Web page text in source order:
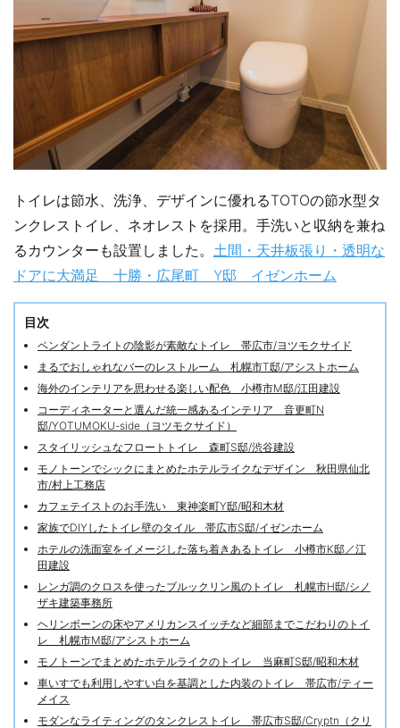
トイレは節水、洗浄、デザインに優れるTOTOの節水型タ
ンクレストイレ、ネオレストを採用。手洗いと収納を兼ね
るカウンターも設置しました。 土間・天井板張り・透明な
ドアに大満足 十勝・広尾町 Y邸 イゼンホーム
目次
ペンダントライトの陰影が素敵なトイレ 帯広市/ヨツモクサイド
まるでおしゃれなバーのレストルーム 札幌市T邸/アシストホーム
海外のインテリアを思わせる楽しい配色 小樽市M邸/江田建設
コーディネーターと選んだ統一感あるインテリア 音更町N
邸/YOTUMOKU-side（ヨツモクサイド）
スタイリッシュなフロートトイレ 森町S邸/渋谷建設
モノトーンでシックにまとめたホテルライクなデザイン 秋田県仙北
市/村上工務店
カフェテイストのお手洗い 東神楽町Y邸/昭和木材
家族でDIYしたトイレ壁のタイル 帯広市S邸/イゼンホーム
ホテルの洗面室をイメージした落ち着きあるトイレ 小樽市K邸／江
田建設
レンガ調のクロスを使ったブルックリン風のトイレ 札幌市H邸/シノ
ザキ建築事務所
ヘリンボーンの床やアメリカンスイッチなど細部までこだわりのトイ
レ 札幌市M邸/アシストホーム
モノトーンでまとめたホテルライクのトイレ 当麻町S邸/昭和木材
車いすでも利用しやすい白を基調とした内装のトイレ 帯広市/ティー
メイス
モダンなライティングのタンクレストイレ 帯広市S邸/Cryptn（クリ